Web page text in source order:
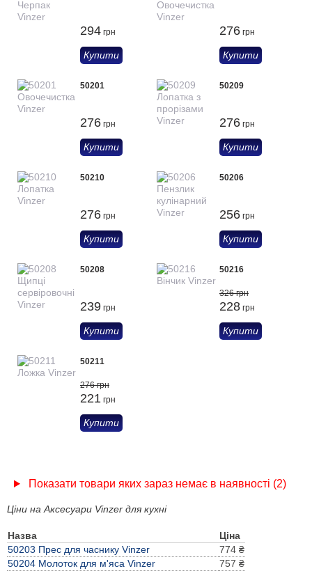
294 грн
Купити
276 грн
Купити
50201
276 грн
Купити
50209
276 грн
Купити
50210
276 грн
Купити
50206
256 грн
Купити
50208
239 грн
Купити
50216
326 грн
228 грн
Купити
50211
276 грн
221 грн
Купити
Показати товари яких зараз немає в наявності (2)
Ціни на Аксесуари Vinzer для кухні
Назва
Ціна
50203 Прес для часнику Vinzer
774 ₴
50204 Молоток для м'яса Vinzer
757 ₴